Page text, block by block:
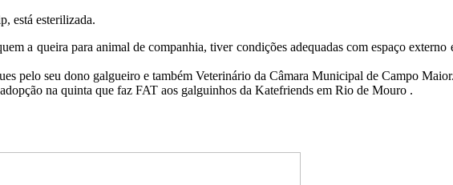
está esterilizada.
a queira para animal de companhia, tiver condições adequadas com espaço
pelo seu dono galgueiro e também Veterinário da Câmara Municipal de Campo Maior.
na quinta que faz FAT aos galguinhos da Katefriends em Rio de Mouro .